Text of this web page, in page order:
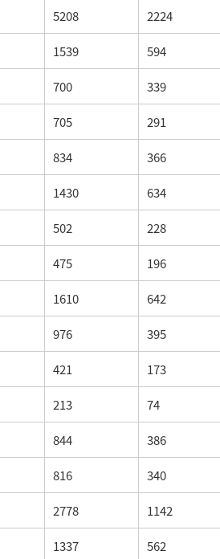
5208 2224
1539 594
700 339
705 291
834 366
1430 634
502 228
475 196
1610 642
976 395
421 173
213 74
844 386
816 340
2778 1142
1337 562